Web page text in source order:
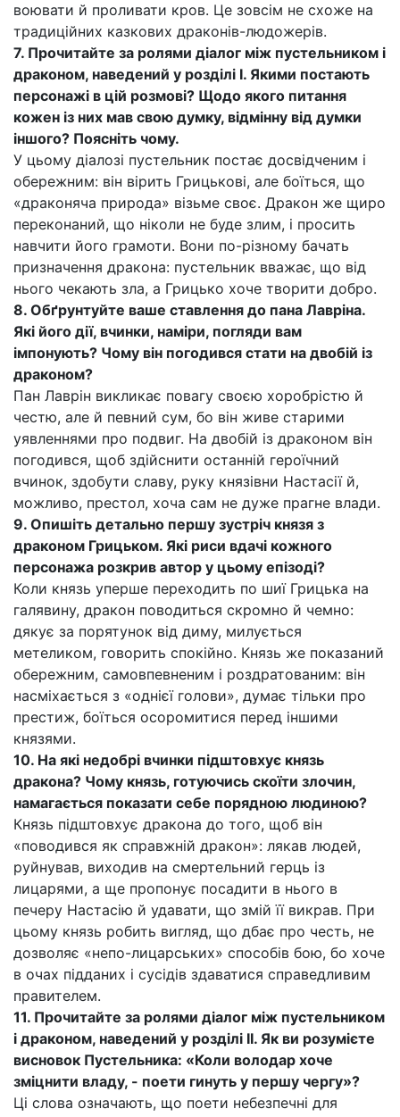
воювати й проливати кров. Це зовсім не схоже на
традиційних казкових драконів-людожерів.
7. Прочитайте за ролями діалог між пустельником і
драконом, наведений у розділі І. Якими постають
персонажі в цій розмові? Щодо якого питання
кожен із них мав свою думку, відмінну від думки
іншого? Поясніть чому.
У цьому діалозі пустельник постає досвідченим і
обережним: він вірить Грицькові, але боїться, що
«драконяча природа» візьме своє. Дракон же щиро
переконаний, що ніколи не буде злим, і просить
навчити його грамоти. Вони по-різному бачать
призначення дракона: пустельник вважає, що від
нього чекають зла, а Грицько хоче творити добро.
8. Обґрунтуйте ваше ставлення до пана Лавріна.
Які його дії, вчинки, наміри, погляди вам
імпонують? Чому він погодився стати на двобій із
драконом?
Пан Лаврін викликає повагу своєю хоробрістю й
честю, але й певний сум, бо він живе старими
уявленнями про подвиг. На двобій із драконом він
погодився, щоб здійснити останній героїчний
вчинок, здобути славу, руку князівни Настасії й,
можливо, престол, хоча сам не дуже прагне влади.
9. Опишіть детально першу зустріч князя з
драконом Грицьком. Які риси вдачі кожного
персонажа розкрив автор у цьому епізоді?
Коли князь уперше переходить по шиї Грицька на
галявину, дракон поводиться скромно й чемно:
дякує за порятунок від диму, милується
метеликом, говорить спокійно. Князь же показаний
обережним, самовпевненим і роздратованим: він
насміхається з «однієї голови», думає тільки про
престиж, боїться осоромитися перед іншими
князями.
10. На які недобрі вчинки підштовхує князь
дракона? Чому князь, готуючись скоїти злочин,
намагається показати себе порядною людиною?
Князь підштовхує дракона до того, щоб він
«поводився як справжній дракон»: лякав людей,
руйнував, виходив на смертельний герць із
лицарями, а ще пропонує посадити в нього в
печеру Настасію й удавати, що змій її викрав. При
цьому князь робить вигляд, що дбає про честь, не
дозволяє «непо-лицарських» способів бою, бо хоче
в очах підданих і сусідів здаватися справедливим
правителем.
11. Прочитайте за ролями діалог між пустельником
і драконом, наведений у розділі II. Як ви розумієте
висновок Пустельника: «Коли володар хоче
зміцнити владу, - поети гинуть у першу чергу»?
Ці слова означають, що поети небезпечні для